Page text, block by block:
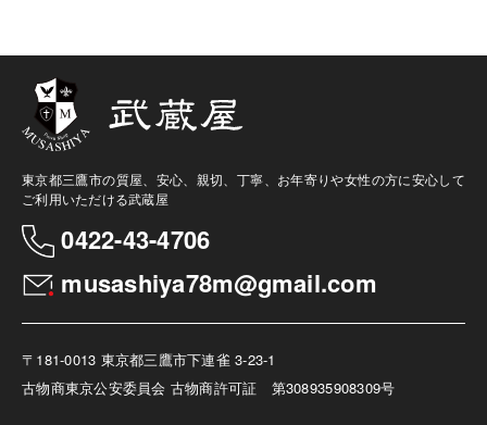
東京都三鷹市の質屋、安心、親切、丁寧、お年寄りや女性の方に安心して
ご利用いただける武蔵屋
0422-43-4706
musashiya78m@gmail.com
〒181-0013 東京都三鷹市下連雀 3-23-1
古物商東京公安委員会 古物商許可証 第308935908309号